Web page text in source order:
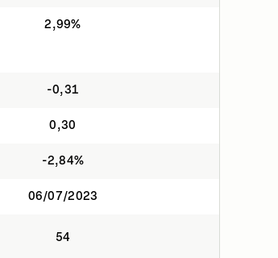
2,99%
-0,31
0,30
-2,84%
06/07/2023
54